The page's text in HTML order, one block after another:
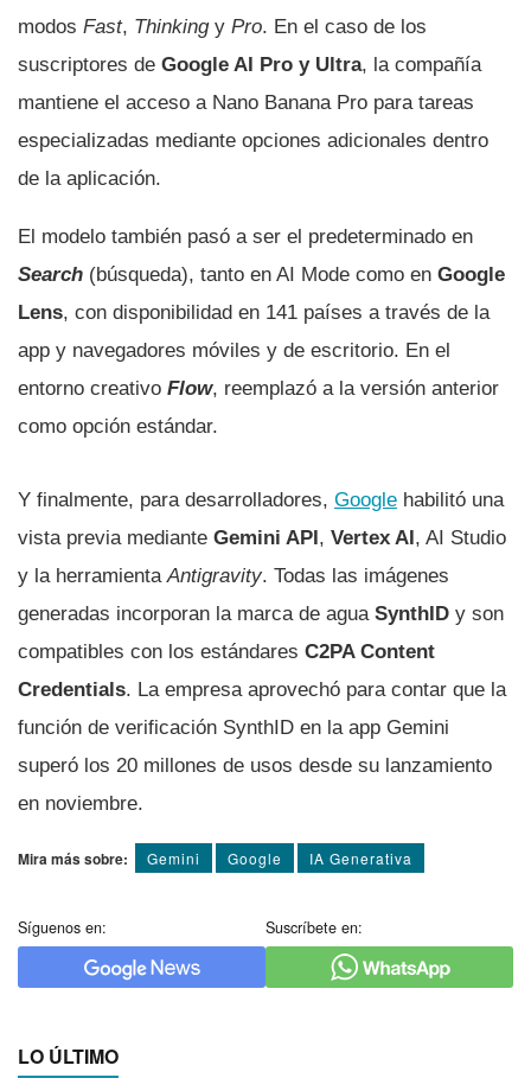
modos Fast, Thinkingy Pro. En el caso de los
suscriptores de Google AI Pro y Ultra, la compañía
mantiene el acceso a Nano Banana Pro para tareas
especializadas mediante opciones adicionales dentro
de la aplicación.
El modelo también pasó a ser el predeterminado en
Search (búsqueda), tanto en AI Mode como en Google
Lens, con disponibilidad en 141 países a través de la
app y navegadores móviles y de escritorio. En el
entorno creativo Flow, reemplazó a la versión anterior
como opción estándar.
Y finalmente, para desarrolladores, Google habilitó una
vista previa mediante Gemini API , Vertex AI , AI Studio
y la herramientaAntigravity. Todas las imágenes
generadas incorporan la marca de agua SynthID y son
compatibles con los estándares C2PA Content
Credentials. La empresa aprovechó para contar que la
función de verificación SynthID en la app Gemini
superó los 20 millones de usos desde su lanzamiento
en noviembre.
Mira más sobre: Gemini Google IA Generativa
Síguenos en: Suscríbete en:
LO ÚLTIMO